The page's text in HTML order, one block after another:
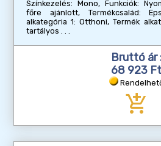
Színkezelés: Mono, Funkciók:
főre ajánlott, Termékcsalád:
alkategória 1: Otthoni, Termék
tartályos
Bruttó ár
68 923 Ft
add_shopping_cart